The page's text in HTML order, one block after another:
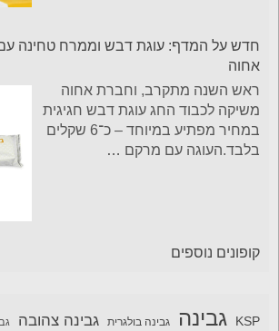
חדש על המדף: עוגת דבש וממרח טחינה
אחוה
ראש השנה מתקרב, וחברת אחוה
משיקה לכבוד החג עוגת דבש חגיגית
במחיר מפתיע במיוחד – כ־6 שקלים
בלבד.העוגה עם מרקם …
קופונים נוספים
KSP גבינה גבינה בולגרית גבינה צהובה